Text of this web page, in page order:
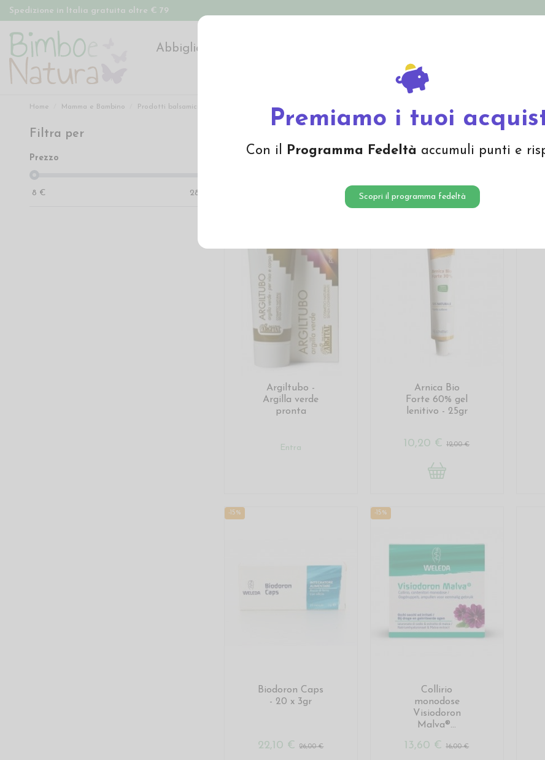
Premiamo i tuoi
Con il Programma Fedeltà accumuli punti e
Scopri il programma fedeltà
Spedizione in Italia gratuita oltre € 79
Abbigliamento
Offerte
Home Mamma e Bambino Prodotti balsamici, trattamenti, sciroppi
Argiltubo -
Argilla verde
pronta
Entra
Arnica Bio
Forte 60% gel
lenitivo - 25gr
10,20 €12,00 €
-15%
Biodoron Caps
- 20 x 3gr
22,10 €26,00 €
-15%
Collirio
monodose
Visiodoron
Malva®...
13,60 €16,00 €
Filtra per
Prezzo
8 € 28